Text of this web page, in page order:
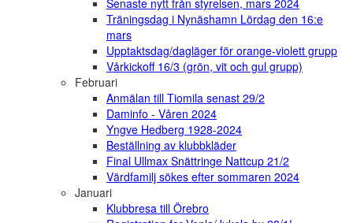
Senaste nytt från styrelsen, mars 2024
Träningsdag i Nynäshamn Lördag den 16:e
mars
Upptaktsdag/dagläger för orange-violett grupp
Vårkickoff 16/3 (grön, vit och gul grupp)
Februari
Anmälan till Tiomila senast 29/2
Daminfo - Våren 2024
Yngve Hedberg 1928-2024
Beställning av klubbkläder
Final Ullmax Snättringe Nattcup 21/2
Värdfamilj sökes efter sommaren 2024
Januari
Klubbresa till Örebro